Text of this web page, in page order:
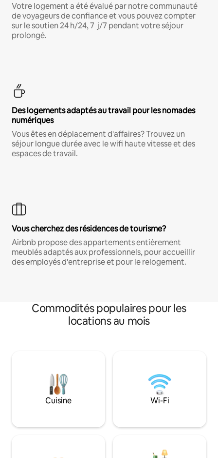
Votre logement a été évalué par notre communauté
de voyageurs de confiance et vous pouvez compter
sur le soutien 24 h/24, 7 j/7 pendant votre séjour
prolongé.
Des logements adaptés au travail pour les nomades
numériques
Vous êtes en déplacement d'affaires? Trouvez un
séjour longue durée avec le wifi haute vitesse et des
espaces de travail.
Vous cherchez des résidences de tourisme?
Airbnb propose des appartements entièrement
meublés adaptés aux professionnels, pour accueillir
des employés d'entreprise et pour le relogement.
Commodités populaires pour les
locations au mois
Cuisine Wi-Fi